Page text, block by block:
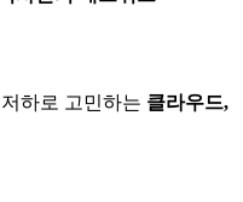
하로 고민하는 클라우드,